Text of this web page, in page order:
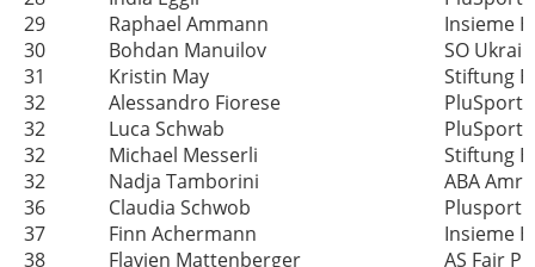
29
Raphael Ammann
Insieme
30
Bohdan Manuilov
SO
31
Kristin May
Stiftung
32
Alessandro Fiorese
PluSport
32
Luca Schwab
PluSport
32
Michael Messerli
Stiftung
32
Nadja Tamborini
ABA
36
Claudia Schwob
Plusport
37
Finn Achermann
Insieme
38
Flavien Mattenberger
AS Fair